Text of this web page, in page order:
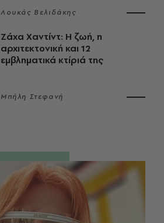
Λουκάς Βελιδάκης
Ζάχα Χαντίντ: Η ζωή, η
αρχιτεκτονική και 12
εμβληματικά κτίριά της
Μπήλη Στεφανή